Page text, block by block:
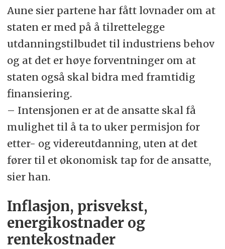
Parat er part i nærmere 100 sentrale
tariffavtaler og det er ingen andre
enkeltforbund som forvalter en så
stor bredde av arbeidstakere i Norge.
I tillegg til alle disse tariffavtalene er
Parat også representert i samtlige fire
sektorer (privat, stat, spekter og
kommune).
Parat overleverte kravene i årets
frontfag til NHO mandag 18. mars.
Oppgjøret er nå i mekling. Blir det
ikke enighet i meklingen har partene
varslet streik fra mandag 8. april.
Aune sier partene har fått lovnader om at
staten er med på å tilrettelegge
utdanningstilbudet til industriens behov
og at det er høye forventninger om at
staten også skal bidra med framtidig
finansiering.
– Intensjonen er at de ansatte skal få
mulighet til å ta to uker permisjon for
etter- og videreutdanning, uten at det
fører til et økonomisk tap for de ansatte,
sier han.
Inflasjon, prisvekst,
energikostnader og
rentekostnader